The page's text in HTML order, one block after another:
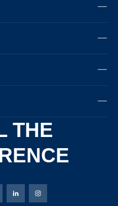
THE
de Bierbaum-Proenen
X de Bierbaum-Proenen
Page LinkedIn de
Page Instagram de